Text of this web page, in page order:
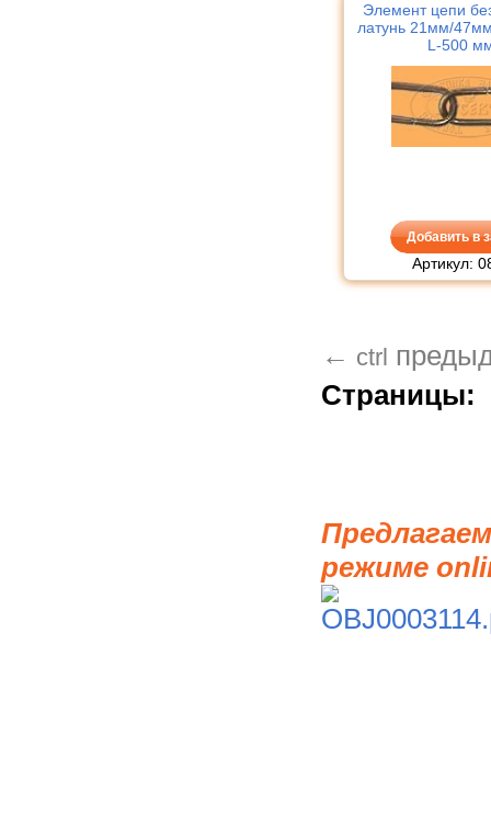
Элемент цепи
латунь 21мм/
L-500
Добавить в
Артикул:
← ctrl
Страницы:
режиме